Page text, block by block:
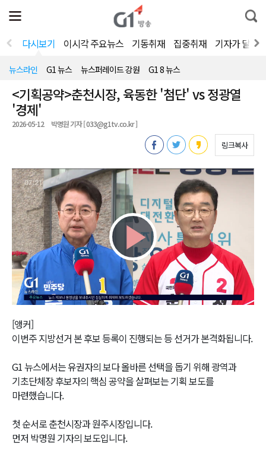
전
체
뉴
열
통
합
색
다시보기 이시각 주요뉴스 기동취재 집중취재 기자가 달려
뉴스라인 G1 뉴스 뉴스퍼레이드 강원 G1 8 뉴스
<기획공약>춘천시장, 육동한 '첨단' vs 정광열
'경제'
2026-05-12 박명원 기자 [ 033@g1tv.co.kr ]
링크복사
Play
Video
[앵커]
이번주 지방선거 본 후보 등록이 진행되는 등 선거가 본격화됩니다.
G1 뉴스에서는 유권자의 보다 올바른 선택을 돕기 위해 광역과
기초단체장 후보자의 핵심 공약을 살펴보는 기획 보도를
마련했습니다.
첫 순서로 춘천시장과 원주시장입니다.
먼저 박명원 기자의 보도입니다.